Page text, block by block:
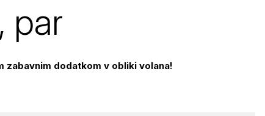
par
zabavnim dodatkom v obliki volana!